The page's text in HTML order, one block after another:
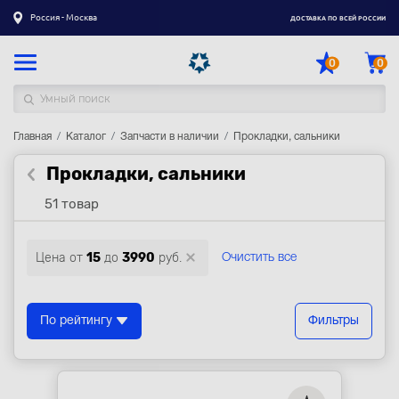
Россия - Москва ДОСТАВКА ПО ВСЕЙ РОССИИ
0 0
Каталог товаров
Регистрация|Вход
Доставка
Контакты
Акции
Главная Каталог Запчасти в наличии Прокладки, сальники
Прокладки, сальники
51 товар
Цена от 15 до 3990 руб. Очистить все
По рейтингу Фильтры